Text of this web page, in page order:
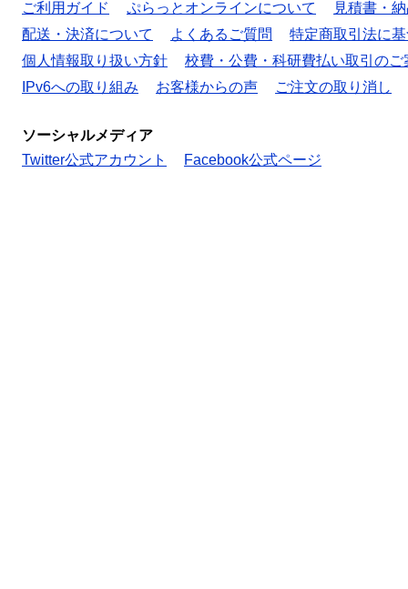
ご利用ガイド ぷらっとオンラインについて
見積書・
配送・決済について
よくあるご質問
特定商取引法に
個人情報取り扱い方針
校費・公費・科研費払い取引のご
IPv6への取り組み
お客様からの声 ご注文の取り消し
ソーシャルメディア
Twitter公式アカウント
Facebook公式ページ